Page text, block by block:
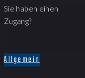
Sie haben einen
Zugang?
Allgemein